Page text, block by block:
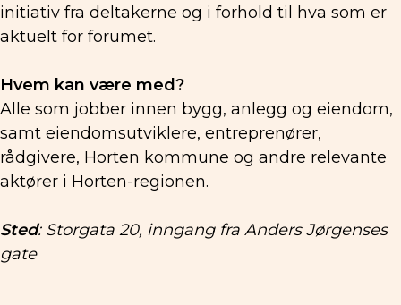
initiativ fra deltakerne og i forhold til hva som er
aktuelt for forumet.
Hvem kan være med?
Alle som jobber innen bygg, anlegg og eiendom,
samt eiendomsutviklere, entreprenører,
rådgivere, Horten kommune og andre relevante
aktører i Horten-regionen.
Sted: Storgata 20, inngang fra Anders Jørgenses
gate